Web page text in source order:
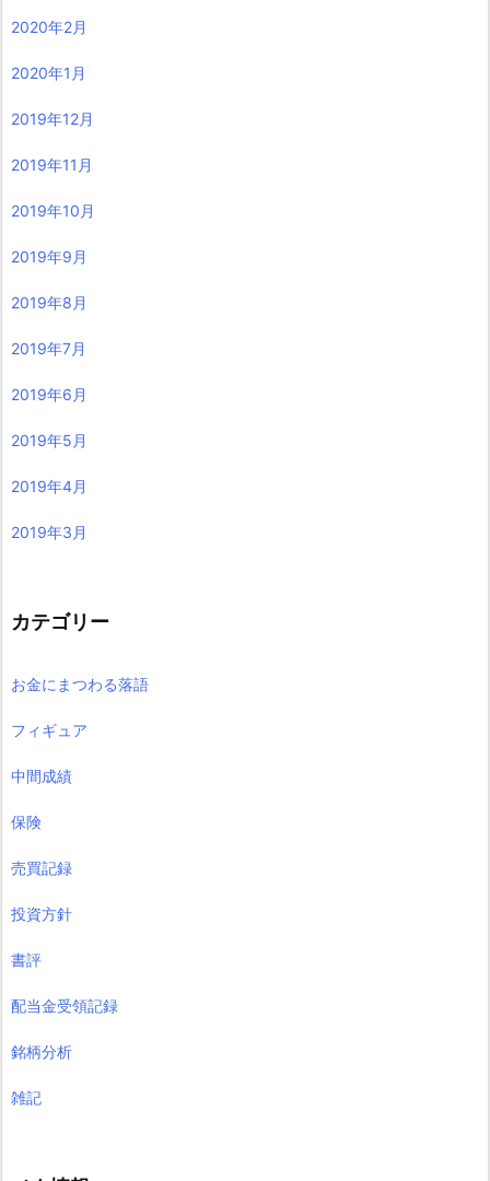
2020年2月
2020年1月
2019年12月
2019年11月
2019年10月
2019年9月
2019年8月
2019年7月
2019年6月
2019年5月
2019年4月
2019年3月
カテゴリー
お金にまつわる落語
フィギュア
中間成績
保険
売買記録
投資方針
書評
配当金受領記録
銘柄分析
雑記